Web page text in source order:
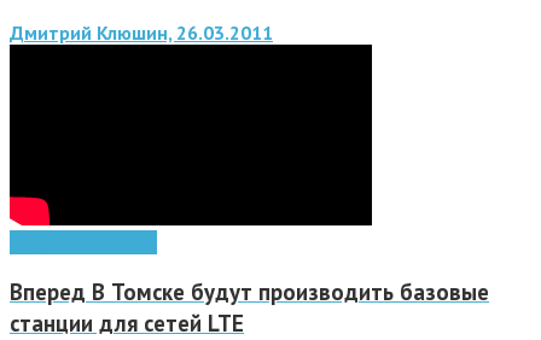
Дмитрий Клюшин, 26.03.2011
Вперед В Томске будут производить базовые
станции для сетей LTE